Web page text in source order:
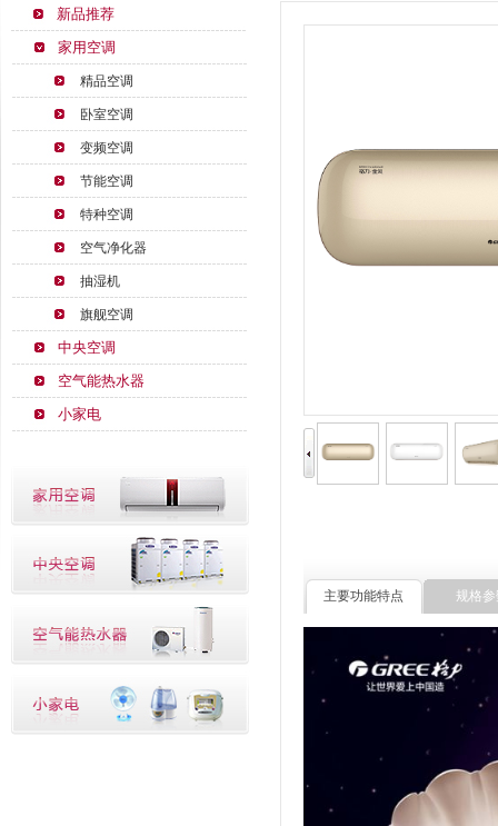
新品推荐
家用空调
精品空调
卧室空调
变频空调
节能空调
特种空调
空气净化器
抽湿机
旗舰空调
中央空调
空气能热水器
小家电
主要功能特点 规格参